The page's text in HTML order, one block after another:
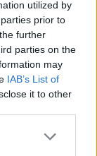
utilized by
prior to
further
parties on the
may
IAB’s List of
it to other
a uno yen
por Stephen